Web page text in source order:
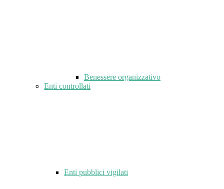
Benessere organizzativo
Enti controllati
Enti pubblici vigilati